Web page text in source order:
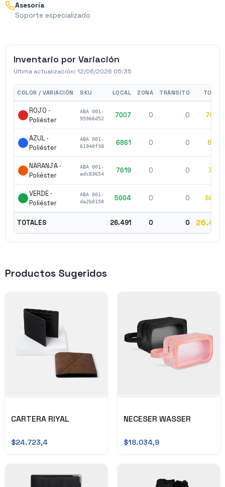
Asesoría
Soporte especializado
Inventario por Variación
Última actualización: 12/06/2026 05:35
COLOR / VARIACIÓN SKU LOCAL ZONA TRÁNSITO TOTAL
ROJO ·
Poliéster
ABA 001-
95966d52
7007 0 0 7007
AZUL ·
Poliéster
ABA 001-
61940f38
6861 0 0 6861
NARANJA ·
Poliéster
ABA 001-
adc83654
7619 0 0 7619
VERDE ·
Poliéster
ABA 001-
da2b0158
5004 0 0 5004
TOTALES 26.491 0 0 26.491
Productos Sugeridos
CARTERA RIYAL
$24.723,4
NECESER WASSER
$18.034,9